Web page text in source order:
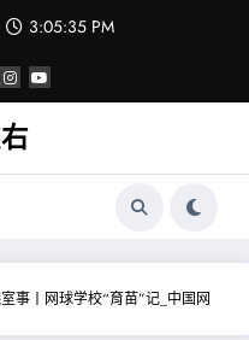
3:05:36 PM
事丨网球学校“育苗”记_中国网